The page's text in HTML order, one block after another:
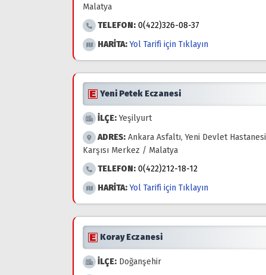
Malatya
TELEFON: 0(422)326-08-37
HARİTA: Yol Tarifi için Tıklayın
Yeni Petek Eczanesi
İLÇE:Yeşilyurt
ADRES: Ankara Asfaltı, Yeni Devlet Hastanesi
Karşısı Merkez / Malatya
TELEFON: 0(422)212-18-12
HARİTA: Yol Tarifi için Tıklayın
Koray Eczanesi
İLÇE: Doğanşehir